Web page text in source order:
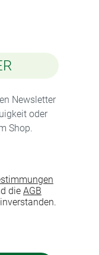
Newsletter
oder
Shop.
die AGB